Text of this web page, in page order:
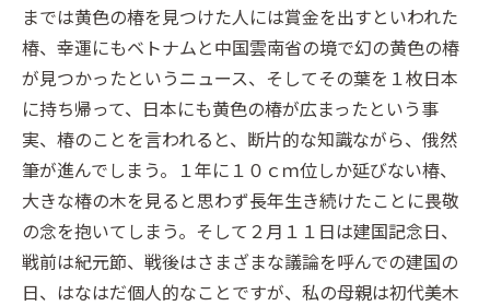
までは黄色の椿を見つけた人には賞金を出すといわれた
椿、幸運にもベトナムと中国雲南省の境で幻の黄色の椿
が見つかったというニュース、そしてその葉を１枚日本
に持ち帰って、日本にも黄色の椿が広まったという事
実、椿のことを言われると、断片的な知識ながら、俄然
筆が進んでしまう。１年に１０ｃｍ位しか延びない椿、
大きな椿の木を見ると思わず長年生き続けたことに畏敬
の念を抱いてしまう。そして２月１１日は建国記念日、
戦前は紀元節、戦後はさまざまな議論を呼んでの建国の
日、はなはだ個人的なことですが、私の母親は初代美木